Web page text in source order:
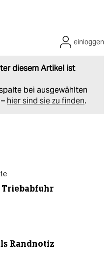
diesem Artikel ist
bei ausgewählten
hier sind sie zu finden.
einloggen
Triebabfuhr
Randnotiz